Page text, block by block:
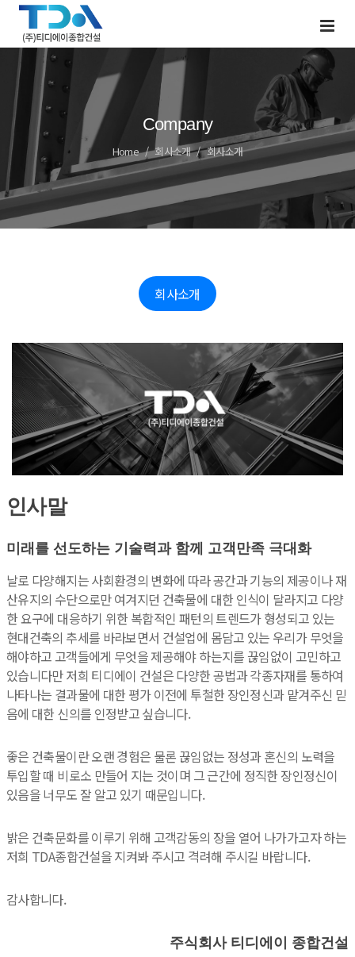
Company
Home 회사소개 회사소개
회사소개
인사말
미래를 선도하는 기술력과 함께 고객만족 극대화
날로 다양해지는 사회환경의 변화에 따라 공간과 기능의 제공이나 재
산유지의 수단으로만 여겨지던 건축물에 대한 인식이 달라지고 다양
한 요구에 대응하기 위한 복합적인 패턴의 트렌드가 형성되고 있는
현대건축의 추세를 바라보면서 건설업에 몸담고 있는 우리가 무엇을
해야하고 고객들에게 무엇을 제공해야 하는지를 끊임없이 고민하고
있습니다만 저희 티디에이 건설은 다양한 공법과 각종자재를 통하여
나타나는 결과물에 대한 평가 이전에 투철한 장인정신과 맡겨주신 믿
음에 대한 신의를 인정받고 싶습니다.
좋은 건축물이란 오랜 경험은 물론 끊임없는 정성과 혼신의 노력을
투입할 때 비로소 만들어 지는 것이며 그 근간에 정직한 장인정신이
있음을 너무도 잘 알고 있기 때문입니다.
밝은 건축문화를 이루기 위해 고객감동의 장을 열어 나가가고자 하는
저희 TDA종합건설을 지켜봐 주시고 격려해 주시길 바랍니다.
감사합니다.
주식회사 티디에이 종합건설